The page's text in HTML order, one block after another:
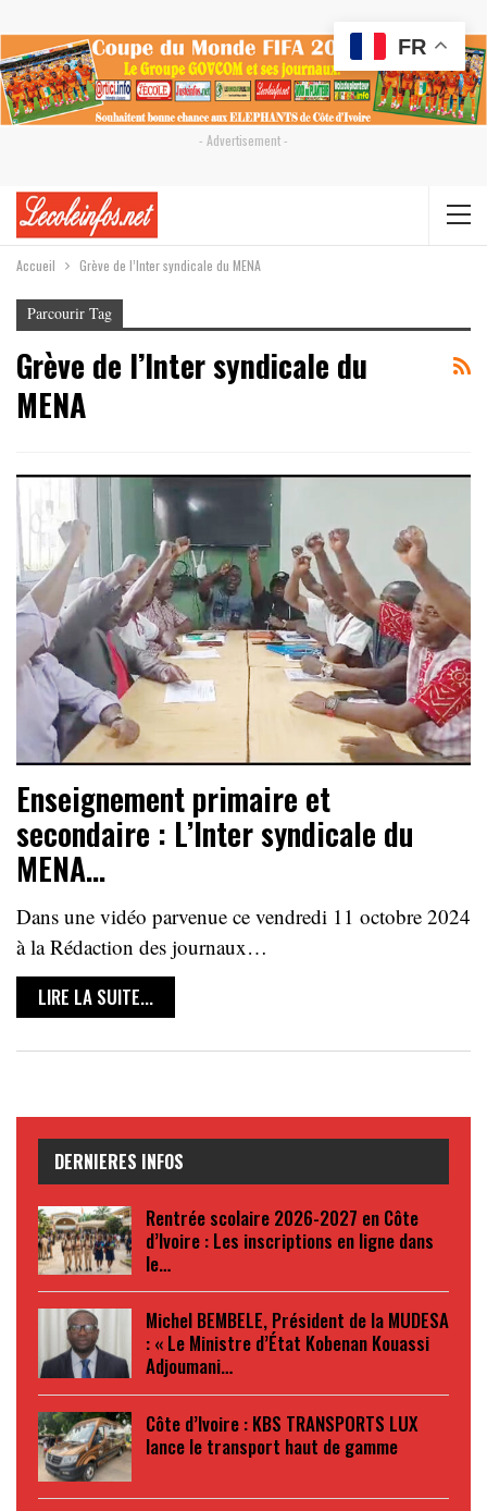
- Advertisement -
Accueil Grève de l’Inter syndicale du MENA
Parcourir Tag
Grève de l’Inter syndicale du
MENA
Enseignement primaire et
secondaire : L’Inter syndicale du
MENA…
Dans une vidéo parvenue ce vendredi 11 octobre 2024
à la Rédaction des journaux…
LIRE LA SUITE...
DERNIERES INFOS
Rentrée scolaire 2026-2027 en Côte
d’Ivoire : Les inscriptions en ligne dans
le…
Michel BEMBELE, Président de la MUDESA
: « Le Ministre d’État Kobenan Kouassi
Adjoumani…
Côte d’Ivoire : KBS TRANSPORTS LUX
lance le transport haut de gamme
FR